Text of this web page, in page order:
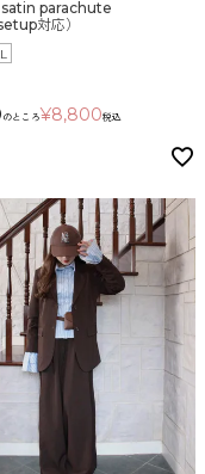
しない
parachute
対応）
のところ¥8,800税込